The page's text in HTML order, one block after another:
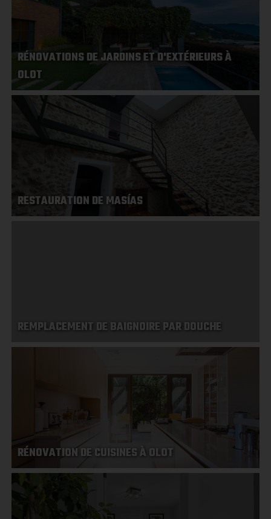
RÉNOVATIONS DE JARDINS ET D'EXTÉRIEURS À
OLOT
RESTAURATION DE MASÍAS
REMPLACEMENT DE BAIGNOIRE PAR DOUCHE
RÉNOVATION DE CUISINES À OLOT